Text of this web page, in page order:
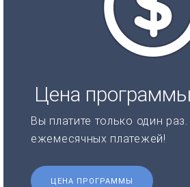
Цена программы
Вы платите только один
ежемесячных платежей!
ЦЕНА ПРОГРАММЫ